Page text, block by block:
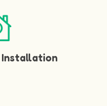
Installation